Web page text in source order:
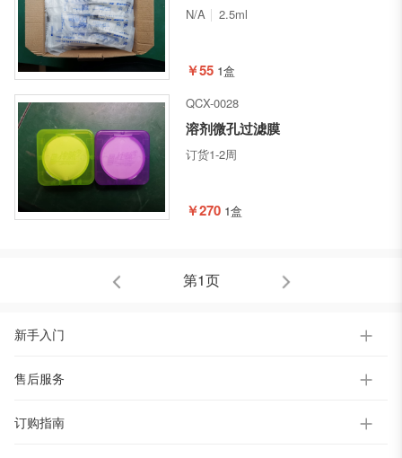
N/A 2.5ml
￥55 1盒
QCX-0028
溶剂微孔过滤膜
订货1-2周
￥270 1盒
第1页
新手入门
售后服务
订购指南